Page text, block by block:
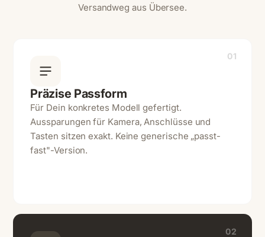
Versandweg aus Übersee.
01
Präzise Passform
Für Dein konkretes Modell gefertigt.
Aussparungen für Kamera, Anschlüsse und
Tasten sitzen exakt. Keine generische „passt-
fast"-Version.
02